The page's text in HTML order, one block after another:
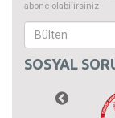
abone olabilirsiniz
SOSYAL